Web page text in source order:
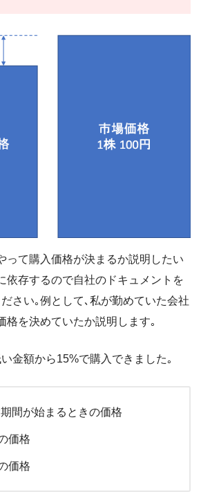
って購入価格が決まるか説明したい
依存するので自社のドキュメントを
さい｡例として､私が勤めていた会社
格を決めていたか説明します｡
金額から15%で購入できました｡
間が始まるときの価格
価格
価格